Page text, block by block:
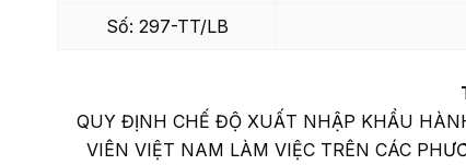
Số: 297-TT/LB
QUY ĐỊNH CHẾ ĐỘ XUẤT NHẬP KHẨU
VIÊN VIỆT NAM LÀM VIỆC TRÊN CÁC